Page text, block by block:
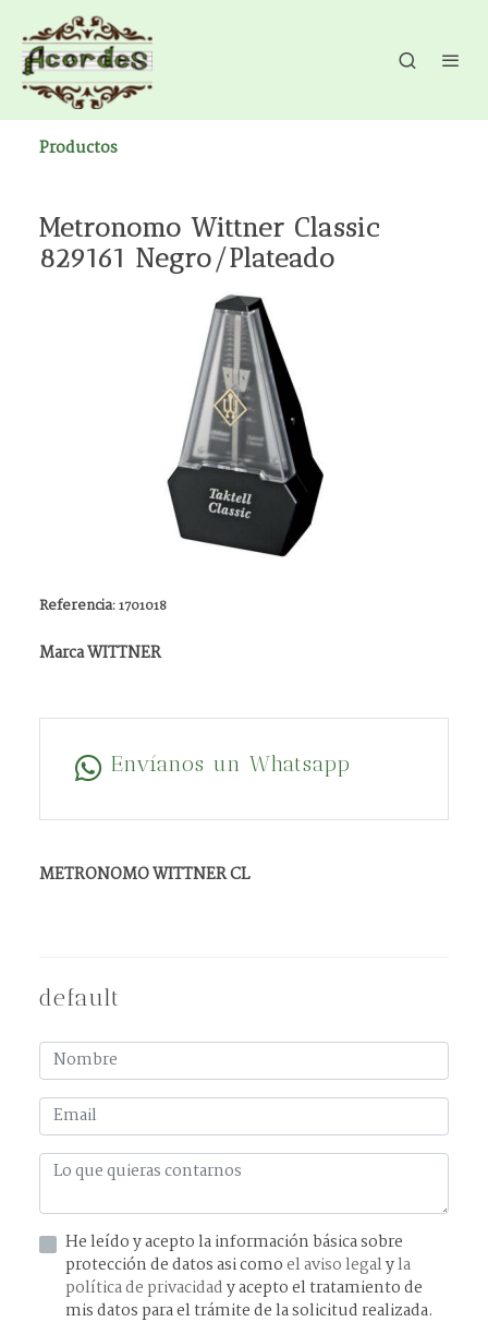
Productos
Metronomo Wittner Classic
829161 Negro/Plateado
Referencia:1701018
Marca WITTNER
Envíanos un Whatsapp
METRONOMO WITTNER CL
default
He leído y acepto la información básica sobre
protección de datos asi comoel aviso legalyla
política de privacidady acepto el tratamiento de
mis datos para el trámite de la solicitud realizada.